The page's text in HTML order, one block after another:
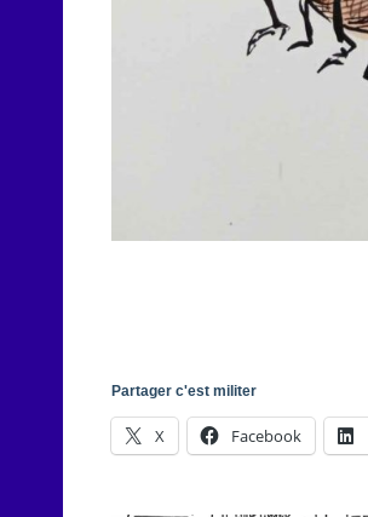
Partager c'est militer
X Facebook